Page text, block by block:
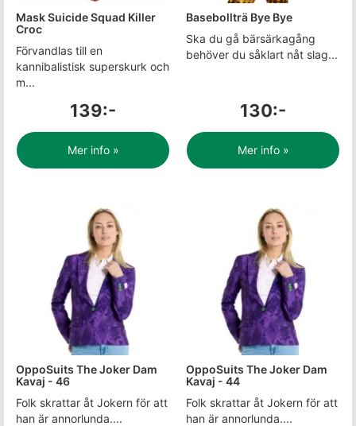
Mask Suicide Squad Killer
Croc
Förvandlas till en
kannibalistisk superskurk och
m...
139:-
Mer info »
Basebollträ Bye Bye
Ska du gå bärsärkagång
behöver du såklart nåt slag...
130:-
Mer info »
OppoSuits The Joker Dam
Kavaj - 46
Folk skrattar åt Jokern för att
han är annorlunda....
OppoSuits The Joker Dam
Kavaj - 44
Folk skrattar åt Jokern för att
han är annorlunda....